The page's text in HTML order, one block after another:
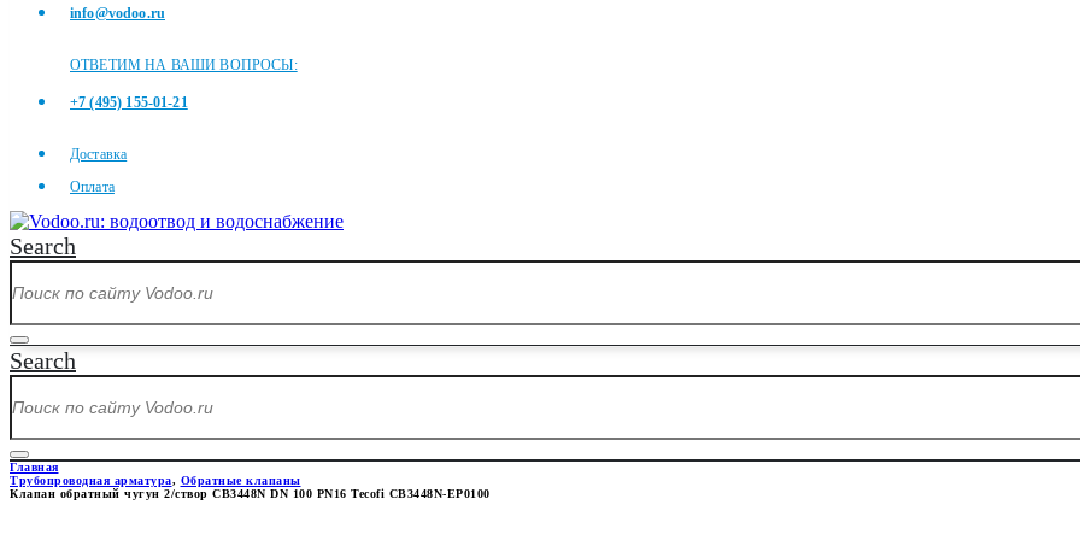
info@vodoo.ru
ОТВЕТИМ НА ВАШИ ВОПРОСЫ:
+7 (495) 155-01-21
Доставка
Оплата
Search
Search
Главная
Трубопроводная арматура, Обратные клапаны
Клапан обратный чугун 2/створ CB3448N DN 100 PN16 Tecofi CB3448N-EP0100